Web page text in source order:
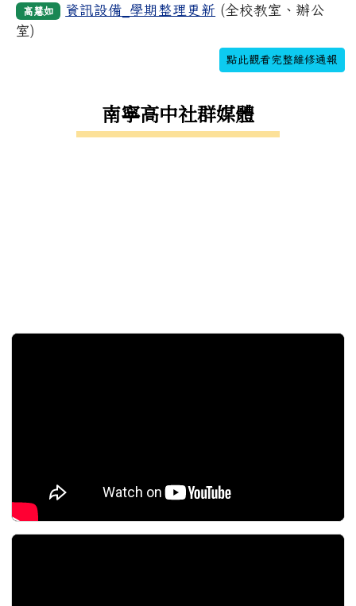
高慧如
資訊設備_學期整理更新 (全校教室、辦公
室)
點此觀看完整維修通報
南寧高中社群媒體